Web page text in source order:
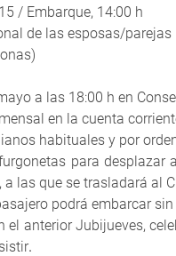
/ Embarque, 14:00 h
de las esposas/parejas
a las 18:00 h en
en la cuenta
habituales y por
para
a las que se trasladará al
podrá embarcar
el anterior Jubijueves,
.